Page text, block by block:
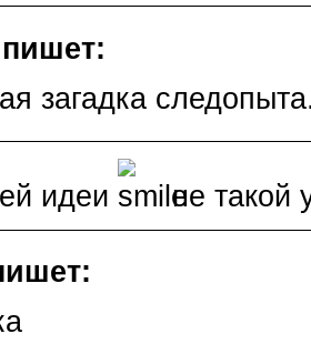
загадка
идеи не такой